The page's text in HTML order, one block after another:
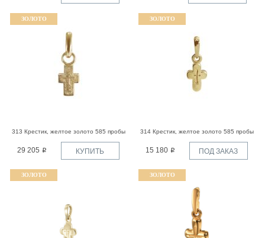
ЗОЛОТО
313 Крестик, желтое золото 585 пробы
29 205 КУПИТЬ
ЗОЛОТО
314 Крестик, желтое золото 585 пробы
15 180 ПОД ЗАКАЗ
ЗОЛОТО ЗОЛОТО